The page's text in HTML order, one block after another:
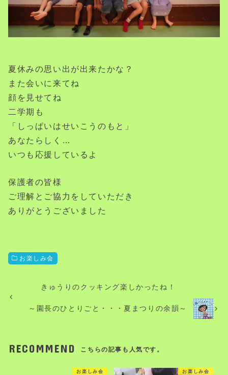
夏休みの思い出が出来たかな？
また会いに来てね
顔を見せてね
二学期も
「しっぱいはせいこうのもと」
あなたらしく…
いつも応援しているよ
保護者の皆様
ご理解とご協力をしていただき
ありがとうございました
お楽しみ会
きゅうりのクッキング楽しかったね！
～園長のひとりごと・・・夏まつりの余韻～
RECOMMEND こちらの記事も人気です。
お楽しみ会 お楽しみ会